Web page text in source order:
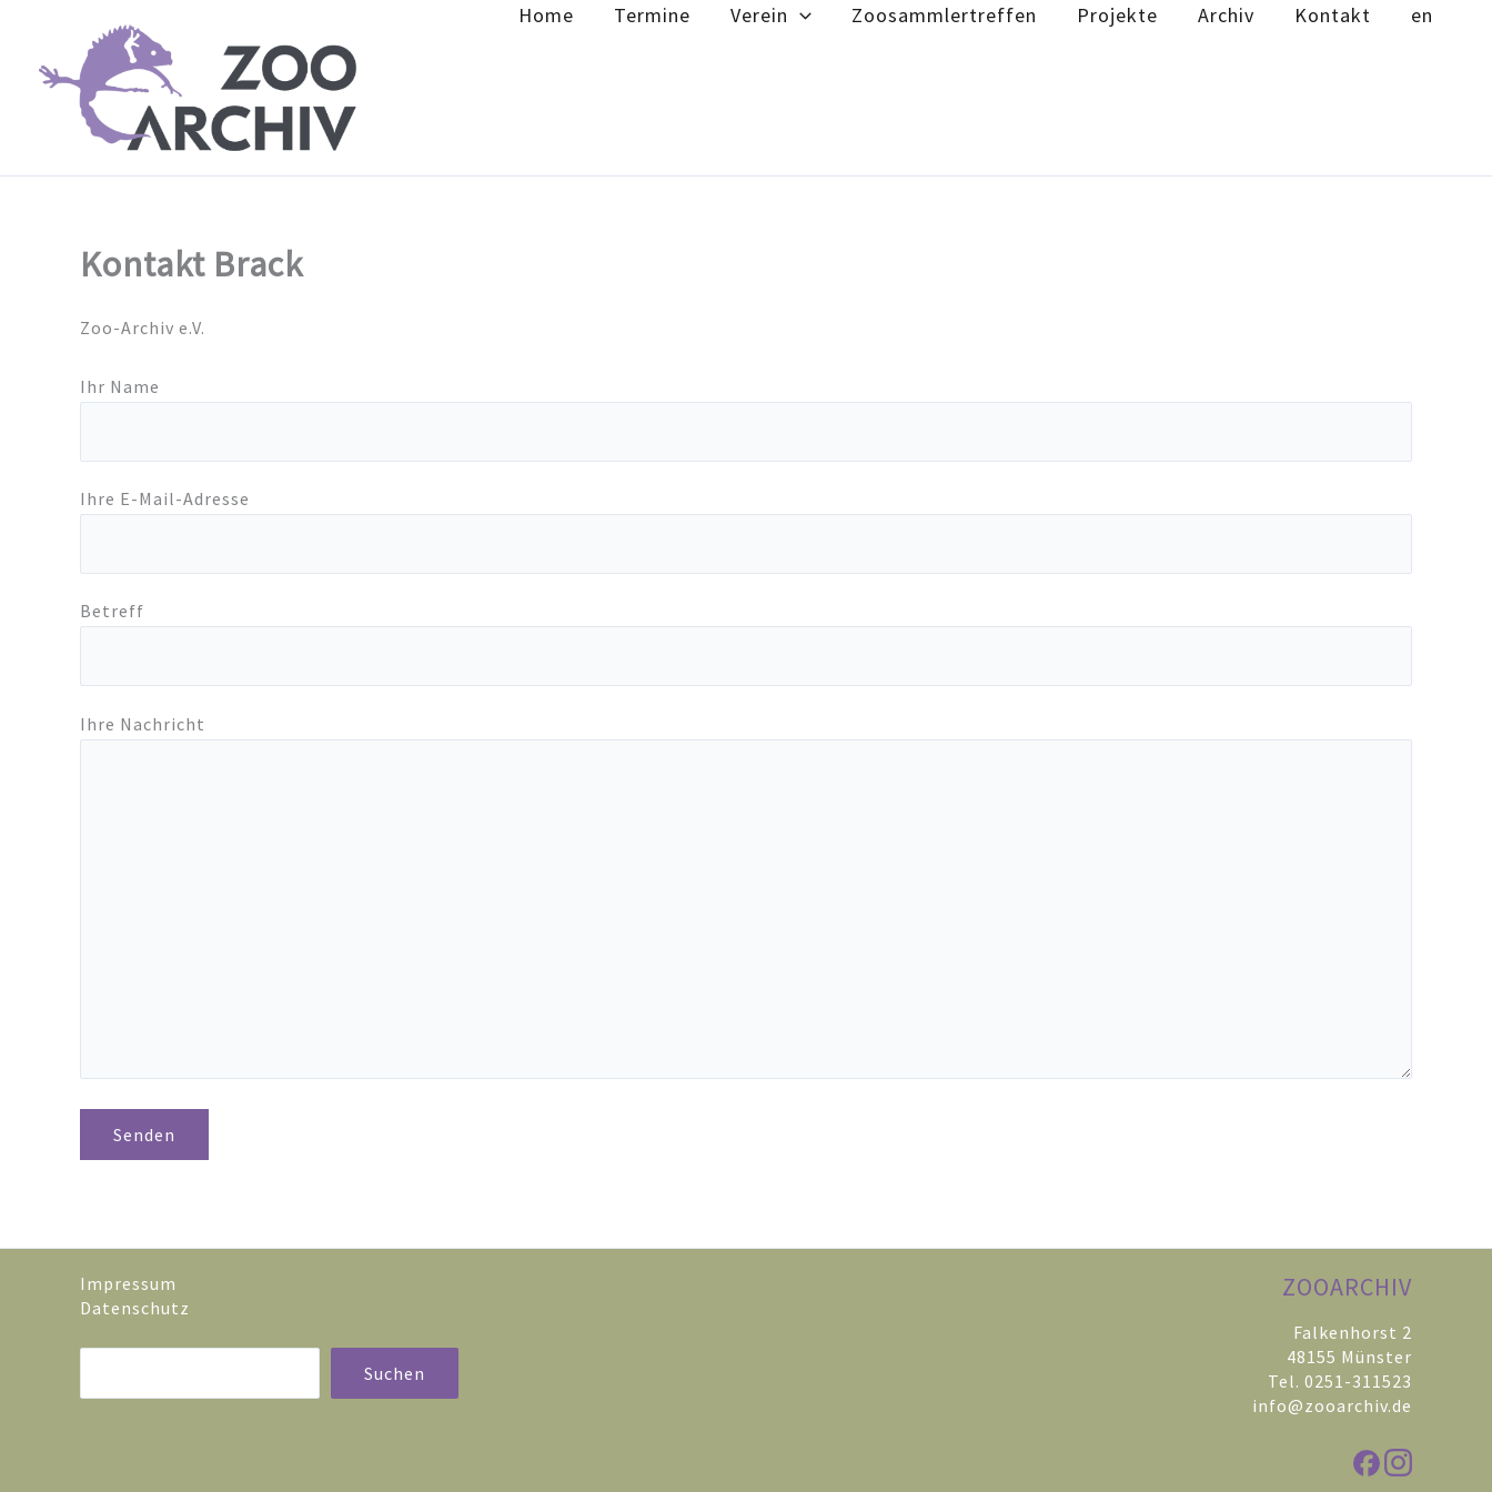
springen
Home Termine Verein Zoosammlertreffen Projekte Archiv Kontakt en
Kontakt Brack
Zoo-Archiv e.V.
Ihr Name
Ihre E-Mail-Adresse
Betreff
Ihre Nachricht
Impressum
Datenschutz
Suchen
ZOOARCHIV
Falkenhorst 2
48155 Münster
Tel. 0251-311523
info@zooarchiv.de